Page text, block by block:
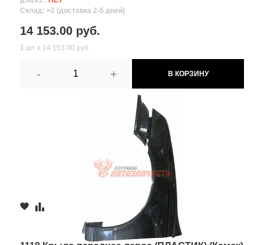
Склад: >2 (доставка 2-5 дней)
14 153.00 руб.
1 шт х 14 153.00 руб.
- + В КОРЗИНУ